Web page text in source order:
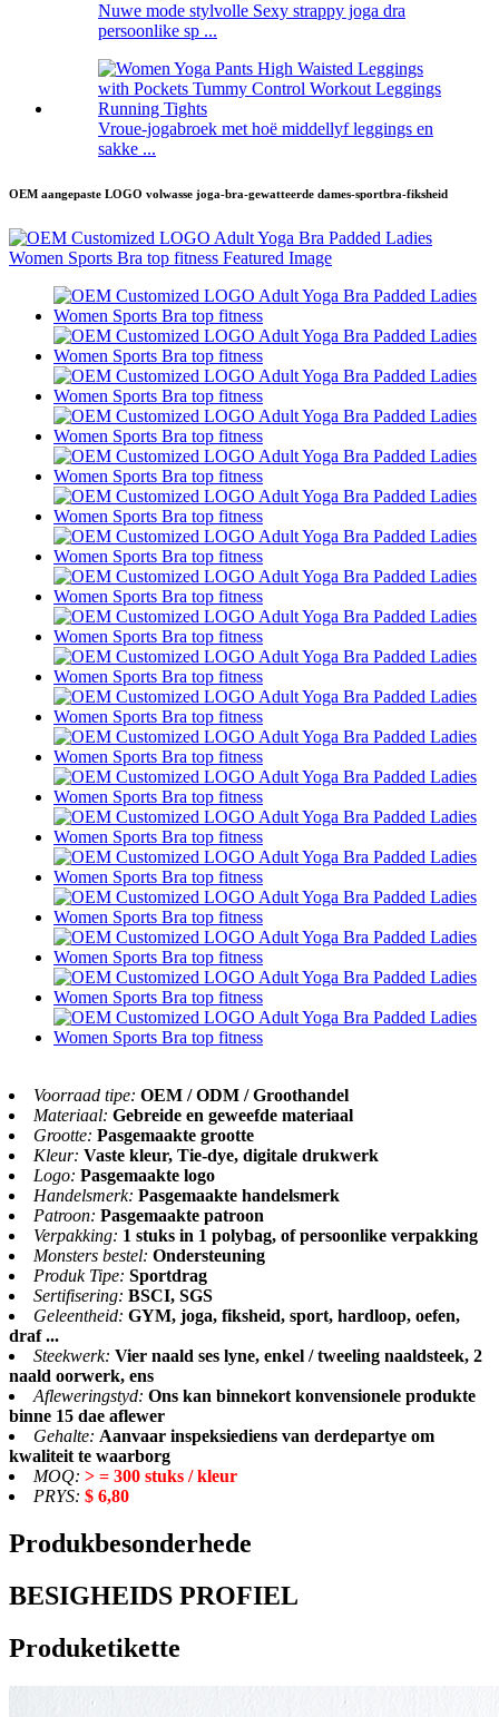
Nuwe mode stylvolle Sexy strappy joga dra
persoonlike sp ...
Vroue-jogabroek met hoë middellyf leggings en
sakke ...
OEM aangepaste LOGO volwasse joga-bra-gewatteerde dames-sportbra-fiksheid
Voorraad tipe: OEM / ODM / Groothandel
Materiaal: Gebreide en geweefde materiaal
Grootte: Pasgemaakte grootte
Kleur: Vaste kleur, Tie-dye, digitale drukwerk
Logo: Pasgemaakte logo
Handelsmerk: Pasgemaakte handelsmerk
Patroon: Pasgemaakte patroon
Verpakking: 1 stuks in 1 polybag, of persoonlike verpakking
Monsters bestel: Ondersteuning
Produk Tipe: Sportdrag
Sertifisering: BSCI, SGS
Geleentheid: GYM, joga, fiksheid, sport, hardloop, oefen,
draf ...
Steekwerk: Vier naald ses lyne, enkel / tweeling naaldsteek, 2
naald oorwerk, ens
Afleweringstyd: Ons kan binnekort konvensionele produkte
binne 15 dae aflewer
Gehalte: Aanvaar inspeksiediens van derdepartye om
kwaliteit te waarborg
MOQ: > = 300 stuks / kleur
PRYS: $ 6,80
Produkbesonderhede
BESIGHEIDS PROFIEL
Produketikette